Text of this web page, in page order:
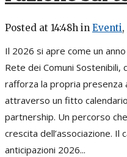
Posted at 14:48h in Eventi,
Il 2026 si apre come un
Rete dei Comuni Sostenibili,
rafforza la propria presenza
attraverso un fitto
partnership. Un percorso
crescita dell’associazione. Il
anticipazioni 2026...